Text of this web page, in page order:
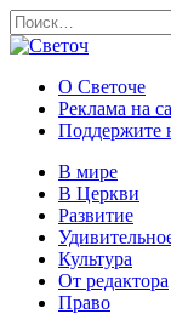
Перейти
к
Search
for:
О Светоче
Реклама на
Поддержите
В мире
В Церкви
Развитие
Культура
От редактора
Право